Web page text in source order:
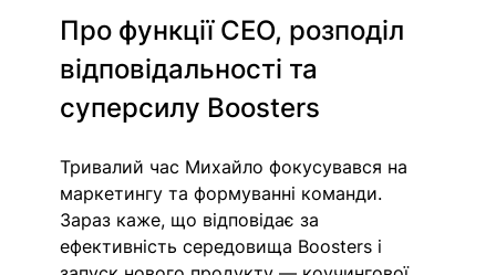
Про функції СЕО, розподіл
відповідальності та
суперсилу Boosters
Тривалий час Михайло фокусувався на
маркетингу та формуванні команди.
Зараз каже, що відповідає за
ефективність середовища Boosters і